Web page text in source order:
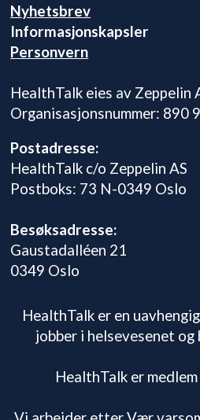
Nyhetsbrev
Informasjonskapsler
Personvern
HealthTalk eies av Zeppelin
Organisasjonsnummer: 890
Postadresse:
HealthTalk c/o Zeppelin AS
Postboks: 73 N-0349 Oslo
Besøksadresse:
Gaustadalléen 21
0349 Oslo
HealthTalk er en
jobber i helsevesenet
HealthTalk er